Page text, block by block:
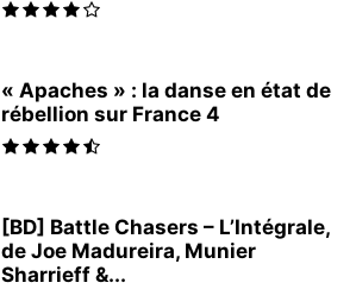
« Apaches » : la danse en état de
rébellion sur France 4
[BD] Battle Chasers – L’Intégrale,
de Joe Madureira, Munier
Sharrieff &...